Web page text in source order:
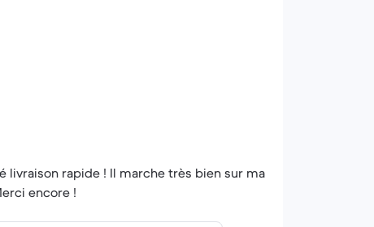
rapide ! Il marche très bien sur ma
encore !